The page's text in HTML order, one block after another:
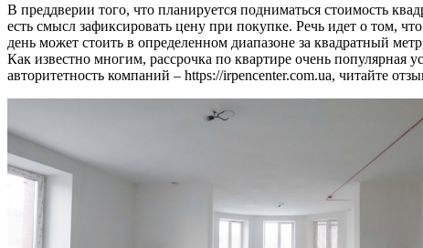
В преддверии того, что планируется подниматься стоимость
есть смысл зафиксировать цену при покупке. Речь идет о том,
день может стоить в определенном диапазоне за квадратный
Как известно многим, рассрочка по квартире очень популярная
авторитетность компаний – https://irpencenter.com.ua, читайте